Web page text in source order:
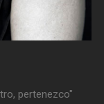
pertenezco"